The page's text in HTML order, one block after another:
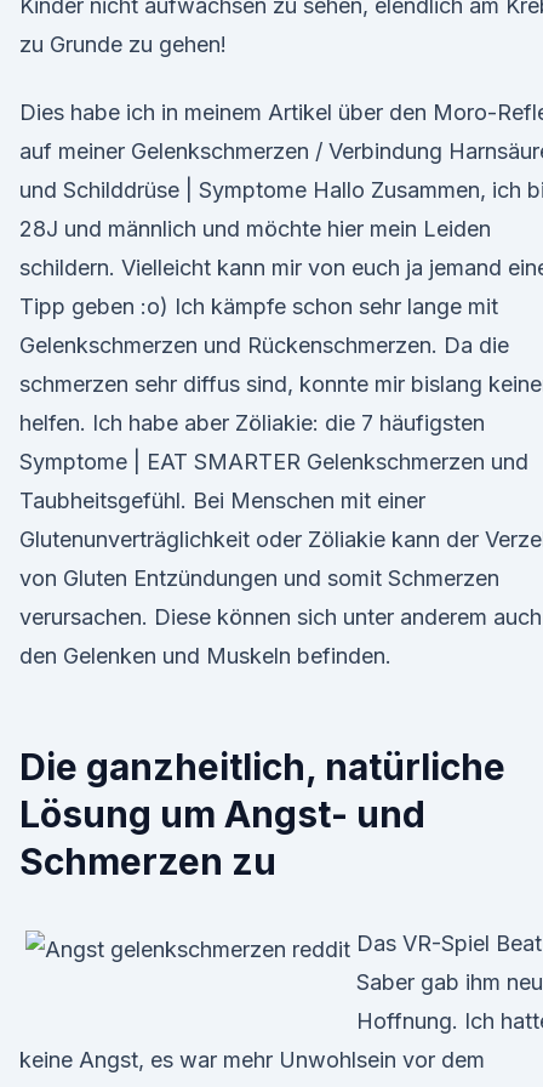
Kinder nicht aufwachsen zu sehen, elendlich am
zu Grunde zu gehen!
Dies habe ich in meinem Artikel über den Moro-
auf meiner Gelenkschmerzen / Verbindung
und Schilddrüse | Symptome Hallo Zusammen, ich
28J und männlich und möchte hier mein Leiden
schildern. Vielleicht kann mir von euch ja jemand
Tipp geben :o) Ich kämpfe schon sehr lange mit
Gelenkschmerzen und Rückenschmerzen. Da die
schmerzen sehr diffus sind, konnte mir bislang
helfen. Ich habe aber Zöliakie: die 7 häufigsten
Symptome | EAT SMARTER Gelenkschmerzen und
Taubheitsgefühl. Bei Menschen mit einer
Glutenunverträglichkeit oder Zöliakie kann der
von Gluten Entzündungen und somit Schmerzen
verursachen. Diese können sich unter anderem
den Gelenken und Muskeln befinden.
Die ganzheitlich, natürliche
Lösung um Angst- und
Schmerzen zu
Das VR-Spiel Beat
Saber gab ihm
Hoffnung. Ich
keine Angst, es war mehr Unwohlsein vor dem